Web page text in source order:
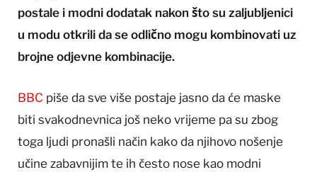
postale i modni dodatak nakon što su zaljubljenici
u modu otkrili da se odlično mogu kombinovati uz
brojne odjevne kombinacije.
BBC piše da sve više postaje jasno da će maske
biti svakodnevnica još neko vrijeme pa su zbog
toga ljudi pronašli način kako da njihovo nošenje
učine zabavnijim te ih često nose kao modni